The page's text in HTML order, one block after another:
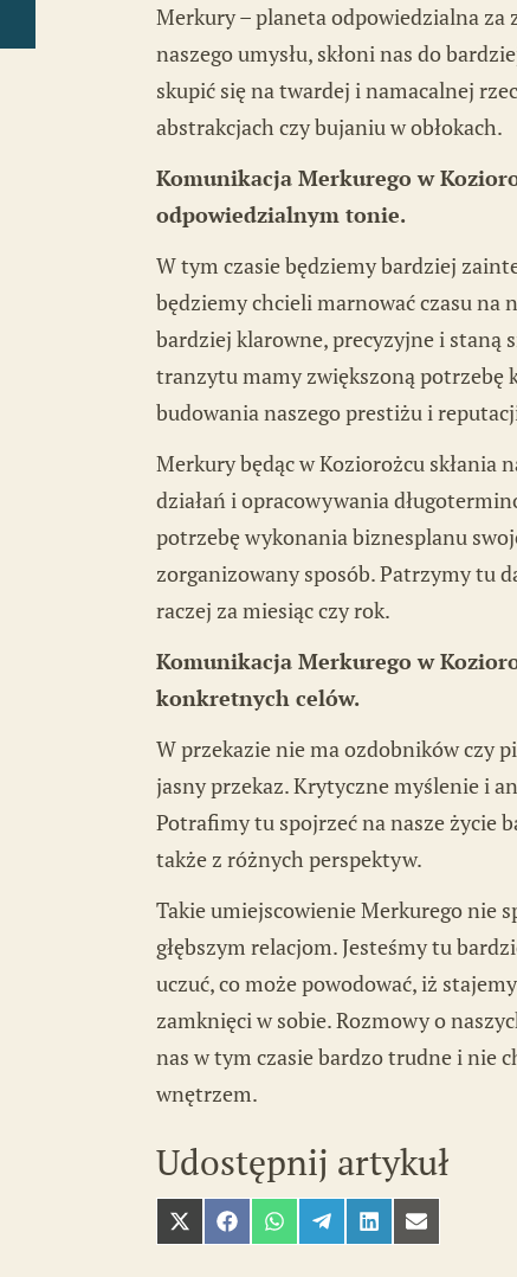
Astrokalendarz
Szkoła astrologii
Merkury – planeta odpowiedzialna za
naszego umysłu, skłoni nas do
skupić się na twardej i namacalnej
abstrakcjach czy bujaniu w obłokach.
Komunikacja Merkurego w
odpowiedzialnym tonie.
W tym czasie będziemy bardziej
będziemy chcieli marnować czasu na
bardziej klarowne, precyzyjne i staną
tranzytu mamy zwiększoną potrzebę
budowania naszego prestiżu i
Merkury będąc w Koziorożcu skłania
działań i opracowywania
potrzebę wykonania biznesplanu
zorganizowany sposób. Patrzymy tu
raczej za miesiąc czy rok.
Komunikacja Merkurego w
konkretnych celów.
W przekazie nie ma ozdobników czy
jasny przekaz. Krytyczne myślenie i
Potrafimy tu spojrzeć na nasze życie
także z różnych perspektyw.
Takie umiejscowienie Merkurego nie
głębszym relacjom. Jesteśmy tu
uczuć, co może powodować, iż
zamknięci w sobie. Rozmowy o
nas w tym czasie bardzo trudne i nie
wnętrzem.
Udostępnij artykuł